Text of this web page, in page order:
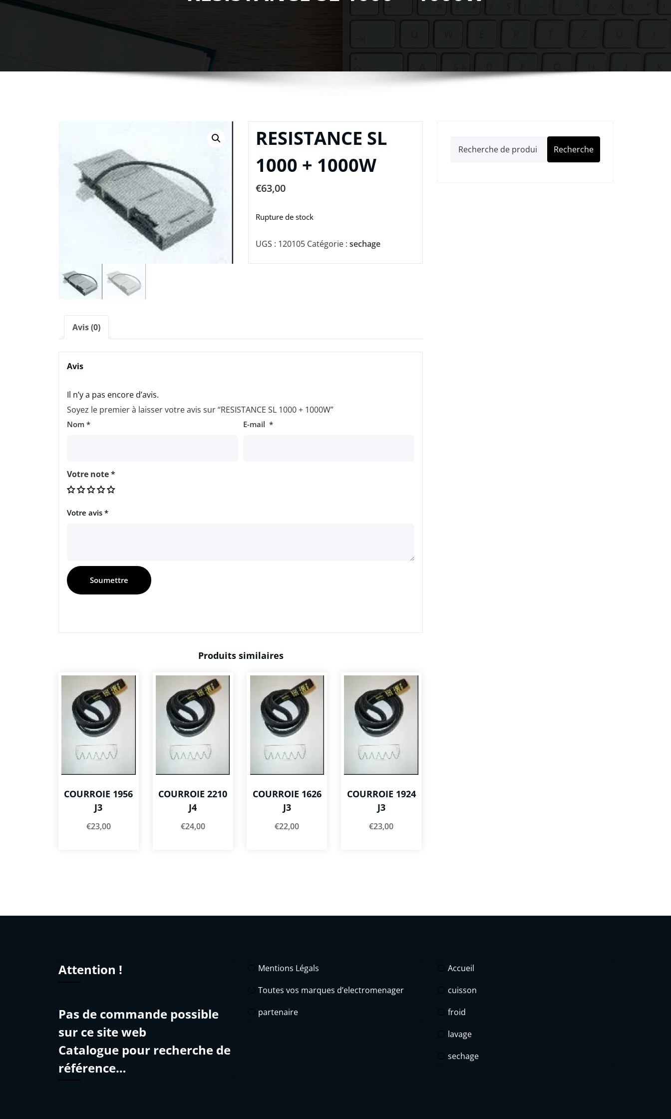
RESISTANCE SL
1000 + 1000W
€63,00
Rupture de stock
UGS : 120105 Catégorie : sechage
Avis (0)
Avis
Il n’y a pas encore d’avis.
Soyez le premier à laisser votre avis sur “RESISTANCE SL 1000 + 1000W”
Nom * E-mail *
Votre note*
Votre avis *
Produits similaires
COURROIE 1956
J3
€23,00
COURROIE 2210
J4
€24,00
COURROIE 1626
J3
€22,00
COURROIE 1924
J3
€23,00
Recherche
Recherche
Attention !
Pas de commande possible
sur ce site web
Catalogue pour recherche de
référence…
Mentions Légals
Toutes vos marques d’electromenager
partenaire
Accueil
cuisson
froid
lavage
sechage